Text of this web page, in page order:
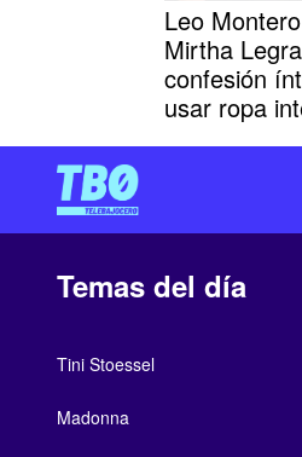
Leo
Mirtha
confesión
usar ropa
Temas del día
Tini Stoessel
Madonna